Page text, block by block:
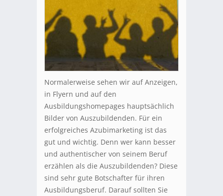
Normalerweise sehen wir auf Anzeigen,
in Flyern und auf den
Ausbildungshomepages hauptsächlich
Bilder von Auszubildenden. Für ein
erfolgreiches Azubimarketing ist das
gut und wichtig. Denn wer kann besser
und authentischer von seinem Beruf
erzählen als die Auszubildenden? Diese
sind sehr gute Botschafter für ihren
Ausbildungsberuf. Darauf sollten Sie